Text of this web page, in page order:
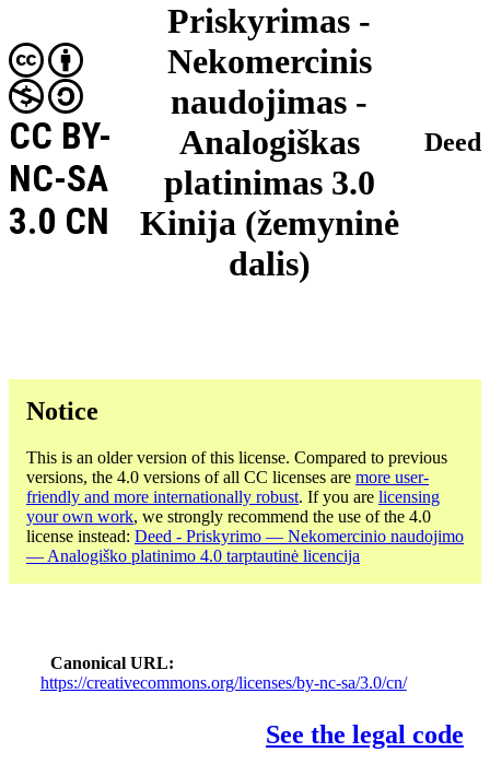
Priskyrimas -
Nekomercinis
naudojimas -
Analogiškas
platinimas 3.0
Kinija (žemyninė
dalis)
CC BY-
NC-SA
3.0 CN
Deed
Notice
This is an older version of this license. Compared to previous
versions, the 4.0 versions of all CC licenses are more user-
friendly and more internationally robust. If you are licensing
your own work, we strongly recommend the use of the 4.0
license instead: Deed - Priskyrimo — Nekomercinio naudojimo
— Analogiško platinimo 4.0 tarptautinė licencija
Canonical URL
https://creativecommons.org/licenses/by-nc-sa/3.0/cn/
See the legal code